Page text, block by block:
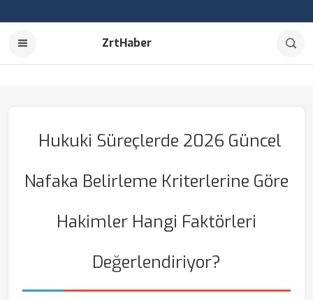
ZrtHaber
Hukuki Süreçlerde 2026 Güncel
Nafaka Belirleme Kriterlerine Göre
Hakimler Hangi Faktörleri
Değerlendiriyor?